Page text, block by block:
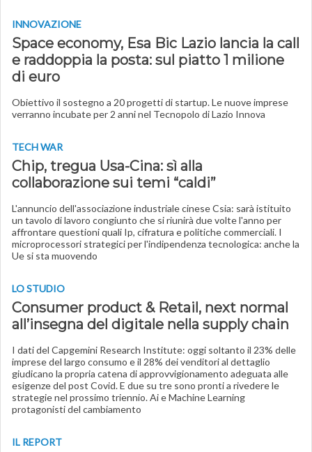
INNOVAZIONE
Space economy, Esa Bic Lazio lancia la call
e raddoppia la posta: sul piatto 1 milione
di euro
Obiettivo il sostegno a 20 progetti di startup. Le nuove imprese
verranno incubate per 2 anni nel Tecnopolo di Lazio Innova
TECH WAR
Chip, tregua Usa-Cina: sì alla
collaborazione sui temi “caldi”
L'annuncio dell'associazione industriale cinese Csia: sarà istituito
un tavolo di lavoro congiunto che si riunirà due volte l'anno per
affrontare questioni quali Ip, cifratura e politiche commerciali. I
microprocessori strategici per l'indipendenza tecnologica: anche la
Ue si sta muovendo
LO STUDIO
Consumer product & Retail, next normal
all’insegna del digitale nella supply chain
I dati del Capgemini Research Institute: oggi soltanto il 23% delle
imprese del largo consumo e il 28% dei venditori al dettaglio
giudicano la propria catena di approvvigionamento adeguata alle
esigenze del post Covid. E due su tre sono pronti a rivedere le
strategie nel prossimo triennio. Ai e Machine Learning
protagonisti del cambiamento
IL REPORT